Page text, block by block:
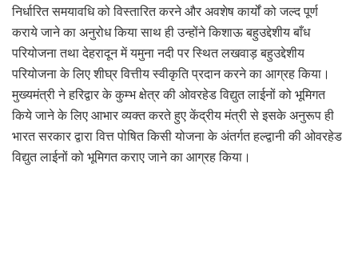
निर्धारित समयावधि को विस्तारित करने और अवशेष कार्यों को जल्द पूर्ण
कराये जाने का अनुरोध किया साथ ही उन्होंने किशाऊ बहुउद्देशीय बाँध
परियोजना तथा देहरादून में यमुना नदी पर स्थित लखवाड़ बहुउद्देशीय
परियोजना के लिए शीघ्र वित्तीय स्वीकृति प्रदान करने का आग्रह किया।
मुख्यमंत्री ने हरिद्वार के कुम्भ क्षेत्र की ओवरहेड विद्युत लाईनों को भूमिगत
किये जाने के लिए आभार व्यक्त करते हुए केंद्रीय मंत्री से इसके अनुरूप ही
भारत सरकार द्वारा वित्त पोषित किसी योजना के अंतर्गत हल्द्वानी की ओवरहेड
विद्युत लाईनों को भूमिगत कराए जाने का आग्रह किया।